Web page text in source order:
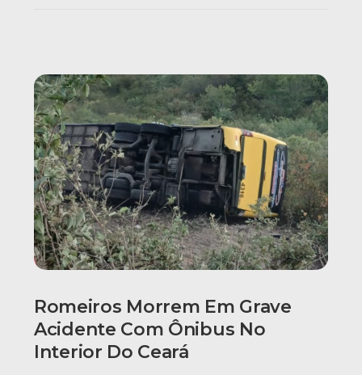
Romeiros Morrem Em Grave
Acidente Com Ônibus No
Interior Do Ceará